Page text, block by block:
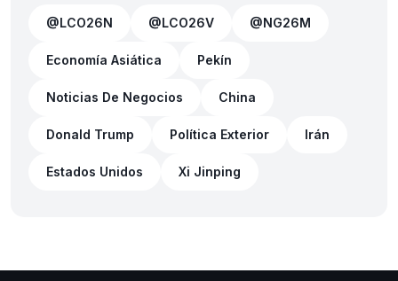
@LCO26N @LCO26V @NG26M
Economía Asiática Pekín
Noticias De Negocios China
Donald Trump Política Exterior Irán
Estados Unidos Xi Jinping